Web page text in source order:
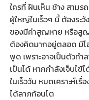
ใครที่ ฝันเห็น ช้าง สามร
ผู้ใหญ่ในเร็วๆ นี้ ต้องระ
ของมีค่าสูญหาย หรือสูญ
ต้องคิดมากอยู่ตลอด มีโอ
พูด เพราะอาจเป็นตัวท
เป็นได้ หากกำลังเจ็บไข้
ในเร็ววัน หมดเคราะห์เ
ได้ลาภก้อนโต